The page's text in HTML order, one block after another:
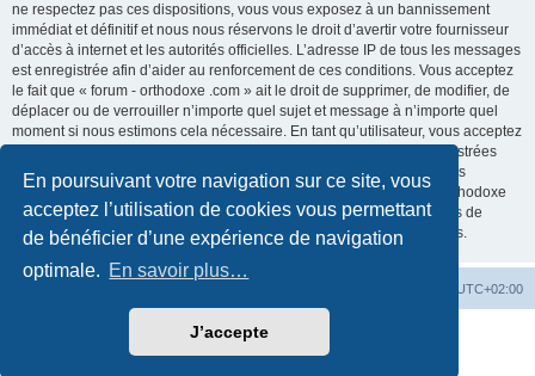
En poursuivant votre navigation sur ce site, vous
acceptez l’utilisation de cookies vous permettant
de bénéficier d’une expérience de navigation
optimale. En savoir plus…
J’accepte
ne respectez pas ces dispositions, vous vous exposez à un bannissement
immédiat et définitif et nous nous réservons le droit d’avertir votre fournisseur
d’accès à internet et les autorités officielles. L’adresse IP de tous les messages
est enregistrée afin d’aider au renforcement de ces conditions. Vous acceptez
le fait que « forum - orthodoxe .com » ait le droit de supprimer, de modifier, de
déplacer ou de verrouiller n’importe quel sujet et message à n’importe quel
moment si nous estimons cela nécessaire. En tant qu’utilisateur, vous acceptez
que toutes les informations que vous avez renseignées soient enregistrées
dans notre base de données. Bien que ces informations ne seront pas
diffusées à une tierce partie sans votre consentement, ni « forum - orthodoxe
.com », ni phpBB, ne pourront être tenus comme responsables en cas de
tentative de piratage informatique visant à compromettre vos données.
UTC+02:00
phpBB® Forum Software © phpBB Limited
©